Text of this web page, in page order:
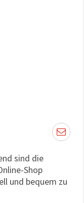
sind die
Shop
und bequem zu